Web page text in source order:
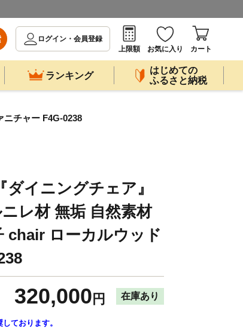
ログイン・会員登録
上限額
お気に入り カート
ランキング
はじめての
ふるさと納税
チャー F4G-0238
イニングチェア』
レ材 無垢 自然素材
chair ローカルウッド
320,000 円 在庫あり
ております。